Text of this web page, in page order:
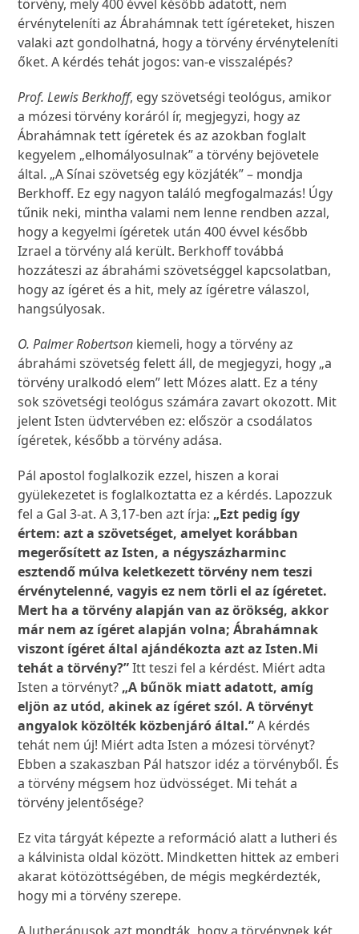
törvény, mely 400 évvel később adatott, nem
érvényteleníti az Ábrahámnak tett ígéreteket, hiszen
valaki azt gondolhatná, hogy a törvény érvényteleníti
őket. A kérdés tehát jogos: van-e visszalépés?
Prof. Lewis Berkhoff, egy szövetségi teológus, amikor
a mózesi törvény koráról ír, megjegyzi, hogy az
Ábrahámnak tett ígéretek és az azokban foglalt
kegyelem „elhomályosulnak” a törvény bejövetele
által. „A Sínai szövetség egy közjáték” – mondja
Berkhoff. Ez egy nagyon találó megfogalmazás! Úgy
tűnik neki, mintha valami nem lenne rendben azzal,
hogy a kegyelmi ígéretek után 400 évvel később
Izrael a törvény alá került. Berkhoff továbbá
hozzáteszi az ábrahámi szövetséggel kapcsolatban,
hogy az ígéret és a hit, mely az ígéretre válaszol,
hangsúlyosak.
O. Palmer Robertson kiemeli, hogy a törvény az
ábrahámi szövetség felett áll, de megjegyzi, hogy „a
törvény uralkodó elem” lett Mózes alatt. Ez a tény
sok szövetségi teológus számára zavart okozott. Mit
jelent Isten üdvtervében ez: először a csodálatos
ígéretek, később a törvény adása.
Pál apostol foglalkozik ezzel, hiszen a korai
gyülekezetet is foglalkoztatta ez a kérdés. Lapozzuk
fel a Gal 3-at. A 3,17-ben azt írja: „Ezt pedig így
értem: azt a szövetséget, amelyet korábban
megerősített az Isten, a négyszázharminc
esztendő múlva keletkezett törvény nem teszi
érvénytelenné, vagyis ez nem törli el az ígéretet.
Mert ha a törvény alapján van az örökség, akkor
már nem az ígéret alapján volna; Ábrahámnak
viszont ígéret által ajándékozta azt az Isten.Mi
tehát a törvény?”Itt teszi fel a kérdést. Miért adta
Isten a törvényt? „A bűnök miatt adatott, amíg
eljön az utód, akinek az ígéret szól. A törvényt
angyalok közölték közbenjáró által.”A kérdés
tehát nem új! Miért adta Isten a mózesi törvényt?
Ebben a szakaszban Pál hatszor idéz a törvényből. És
a törvény mégsem hoz üdvösséget. Mi tehát a
törvény jelentősége?
Ez vita tárgyát képezte a reformáció alatt a lutheri és
a kálvinista oldal között. Mindketten hittek az emberi
akarat kötözöttségében, de mégis megkérdezték,
hogy mi a törvény szerepe.